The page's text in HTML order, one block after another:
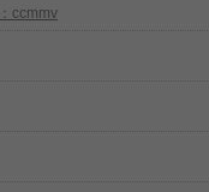
ccmmv